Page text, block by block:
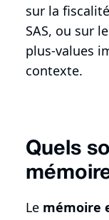
sur la
SAS, ou sur
plus-values
contexte.
Quels
Le mémoire